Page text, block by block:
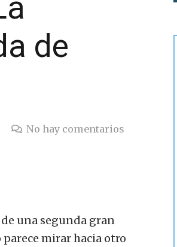
de
No hay comentarios
una segunda gran
mirar hacia otro